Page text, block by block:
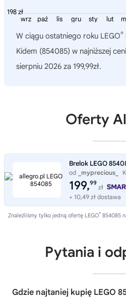
198 zł
lut
sty
gru
lis
paź
wrz
W ciągu ostatniego roku LEGO®
Kidem (854085) w najniższej
sierpniu 2026 za 199,99zł.
Oferty
Brelok LEGO
od _myprecious_
199,99
zł
+ 10,49 zł dostawa
Znaleźliśmy tylko jedną ofertę LEGO® 854085
Pytania i
Gdzie najtaniej kupię LEGO